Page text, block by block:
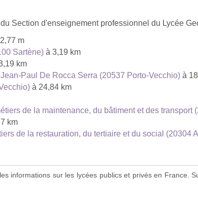
Section d'enseignement professionnel du Lycée
m
Sartène) à 3,19 km
km
Paul De Rocca Serra (20537 Porto-Vecchio) à
à 24,84 km
de la maintenance, du bâtiment et des transport
km
de la restauration, du tertiaire et du social (20304
informations sur les lycées publics et privés en France.